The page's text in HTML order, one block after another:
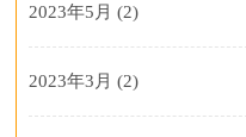
2023年5月 (2)
2023年3月 (2)